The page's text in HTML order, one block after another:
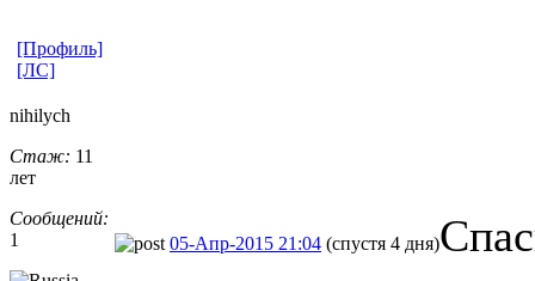
[Профиль]
[ЛС]
nihilych
Стаж: 11
лет
Сообщений:
1
05-Апр-2015 21:04 (спустя 4 дня)